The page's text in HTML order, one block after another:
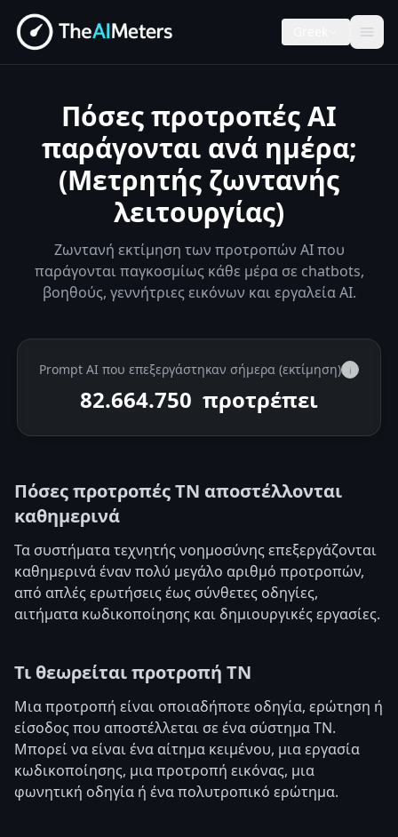
Πόσες προτροπές AI
παράγονται ανά ημέρα;
(Μετρητής ζωντανής
λειτουργίας)
Ζωντανή εκτίμηση των προτροπών AI που
παράγονται παγκοσμίως κάθε μέρα σε chatbots,
βοηθούς, γεννήτριες εικόνων και εργαλεία AI.
Prompt AI που επεξεργάστηκαν σήμερα (εκτίμηση) i
82.671.000 προτρέπει
Πόσες προτροπές ΤΝ αποστέλλονται
καθημερινά
Τα συστήματα τεχνητής νοημοσύνης επεξεργάζονται
καθημερινά έναν πολύ μεγάλο αριθμό προτροπών,
από απλές ερωτήσεις έως σύνθετες οδηγίες,
αιτήματα κωδικοποίησης και δημιουργικές εργασίες.
Τι θεωρείται προτροπή ΤΝ
Μια προτροπή είναι οποιαδήποτε οδηγία, ερώτηση ή
είσοδος που αποστέλλεται σε ένα σύστημα ΤΝ.
Μπορεί να είναι ένα αίτημα κειμένου, μια εργασία
κωδικοποίησης, μια προτροπή εικόνας, μια
φωνητική οδηγία ή ένα πολυτροπικό ερώτημα.